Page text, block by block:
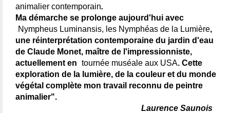
animalier contemporain.
Ma démarche se prolonge aujourd'hui avec
Nympheus Luminansis, les Nymphéas de la Lumière,
une réinterprétation contemporaine du jardin d'eau
de Claude Monet, maître de l'impressionniste,
actuellement en tournée muséale aux USA. Cette
exploration de la lumière, de la couleur et du monde
végétal complète mon travail reconnu de peintre
animalier".
Laurence Saunois